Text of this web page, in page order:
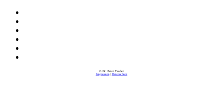
© Dr. Peter Tauber
Impressum| Datenschutz